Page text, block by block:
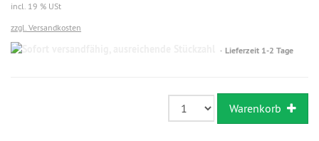
incl. 19 % USt
zzgl. Versandkosten
Sofort
Lieferzeit 1-2 Tage
Warenkorb